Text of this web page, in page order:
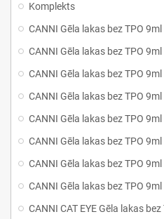
Komplekts
CANNI Gēla lakas bez TPO
CANNI Gēla lakas bez TPO
CANNI Gēla lakas bez TPO
CANNI Gēla lakas bez TPO
CANNI Gēla lakas bez TPO
CANNI Gēla lakas bez TPO
CANNI Gēla lakas bez TPO
CANNI Gēla lakas bez TPO
CANNI CAT EYE Gēla lakas